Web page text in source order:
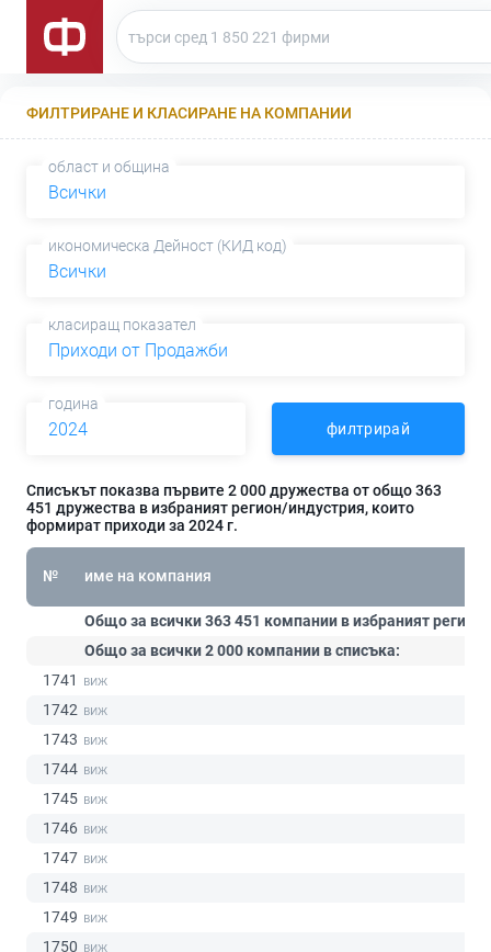
ФИЛТРИРАНЕ И КЛАСИРАНЕ НА КОМПАНИИ
област и община
Всички
икономическа Дейност (КИД код)
Всички
класиращ показател
Приходи от Продажби
година
2024 филтрирай
Списъкът показва първите 2 000 дружества от общо 363
451 дружества в избраният регион/индустрия, които
формират приходи за 2024 г.
№ име на компания
Общо за всички 363 451 компании в избраният
Общо за всички 2 000 компании в списъка:
1741
1742
1743
1744
1745
1746
1747
1748
1749
1750